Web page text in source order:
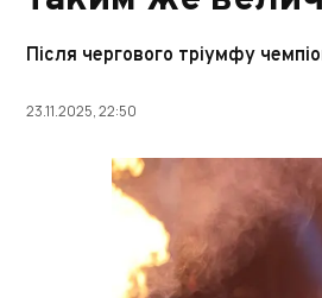
Після чергового тріумфу
23.11.2025, 22:50